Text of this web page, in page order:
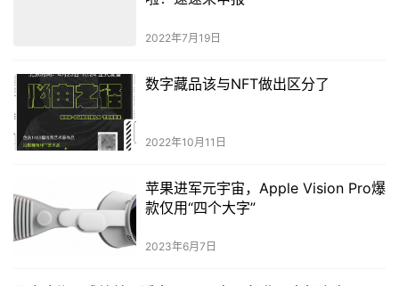
2022年7月19日
数字藏品该与NFT做出区分了
2022年10月11日
苹果进军元宇宙，Apple Vision Pro爆
款仅用“四个大字”
2023年6月7日